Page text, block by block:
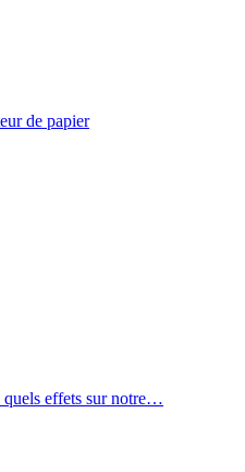
de papier
quels effets sur notre…